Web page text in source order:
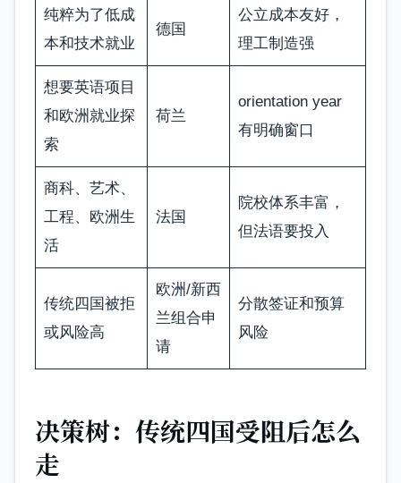
纯粹为了低成
本和技术就业
德国
公立成本友好，
理工制造强
想要英语项目
和欧洲就业探
索
荷兰
orientation year
有明确窗口
商科、艺术、
工程、欧洲生
活
法国
院校体系丰富，
但法语要投入
传统四国被拒
或风险高
欧洲/新西
兰组合申
请
分散签证和预算
风险
决策树：传统四国受阻后怎么
走